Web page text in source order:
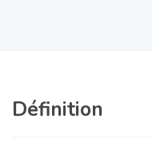
Définition